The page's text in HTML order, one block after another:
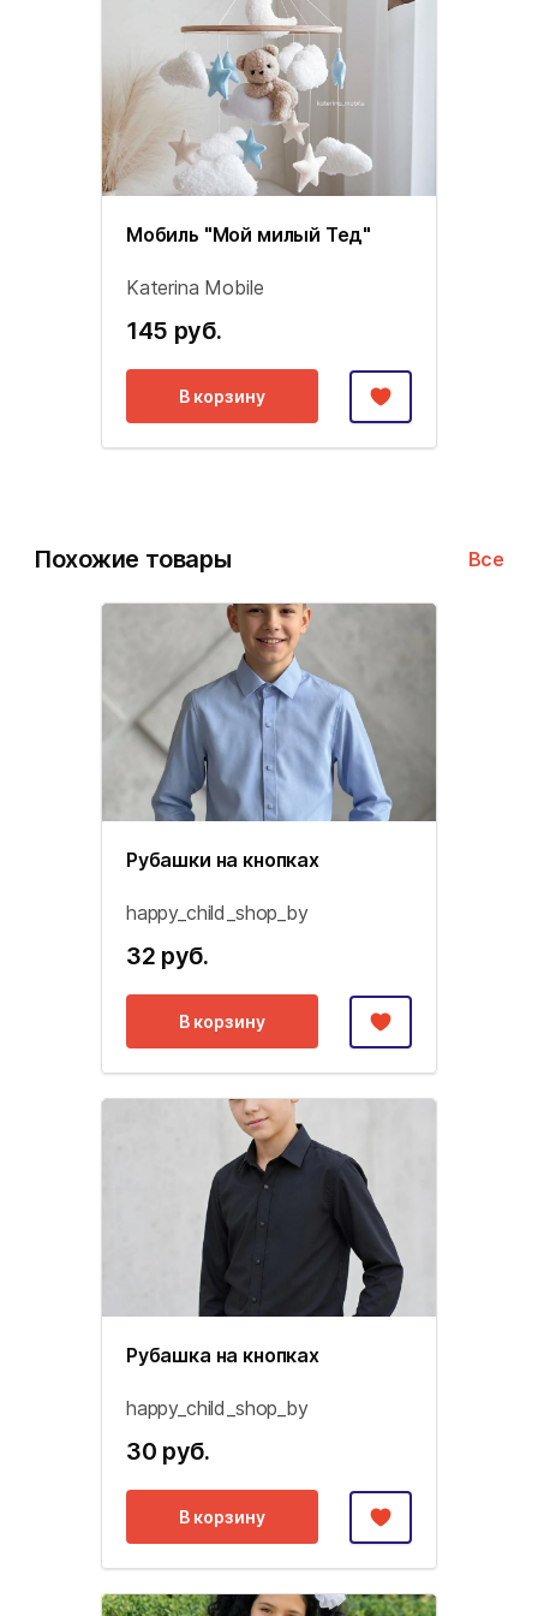
Мобиль "Мой милый Тед"
Katerina Mobile
145 руб.
В корзину
Похожие товары Все
Рубашки на кнопках
happy_child_shop_by
32 руб.
В корзину
Рубашка на кнопках
happy_child_shop_by
30 руб.
В корзину